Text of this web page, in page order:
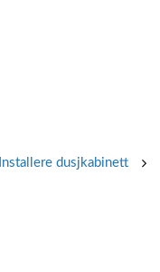
Installere dusjkabinett